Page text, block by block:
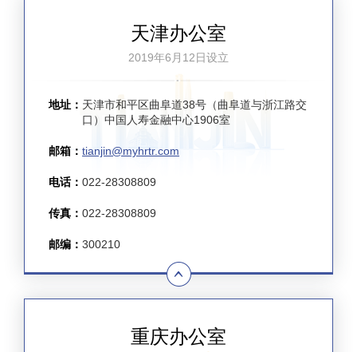
天津办公室
2019年6月12日设立
地址： 天津市和平区曲阜道38号（曲阜道与浙江路交
口）中国人寿金融中心1906室
邮箱： tianjin@myhrtr.com
电话： 022-28308809
传真： 022-28308809
邮编： 300210
重庆办公室